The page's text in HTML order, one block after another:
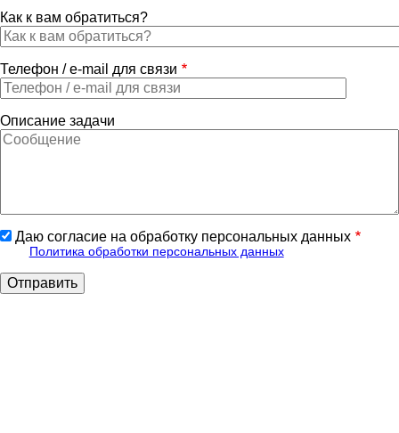
Как к вам обратиться?
Телефон / e-mail для связи
Описание задачи
Даю согласие на обработку персональных данных
Политика обработки персональных данных